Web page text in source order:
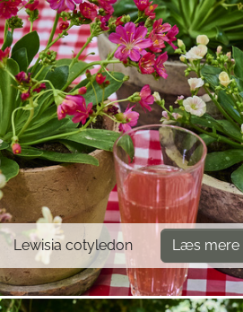
Lewisia cotyledon Læs mere